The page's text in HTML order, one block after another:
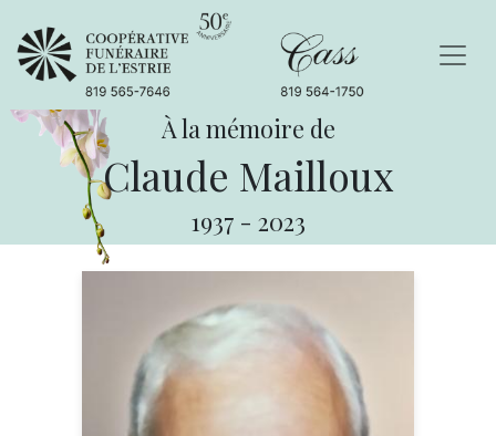
À la mémoire de
Claude Mailloux
1937 - 2023